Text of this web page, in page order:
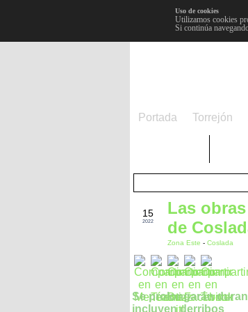
Uso de cookies
Utilizamos cookies
Si continúa
Portada Torrejón
15
2022
Las
de
Zona Este - Coslada
Se prolongarán
incluyen derribos